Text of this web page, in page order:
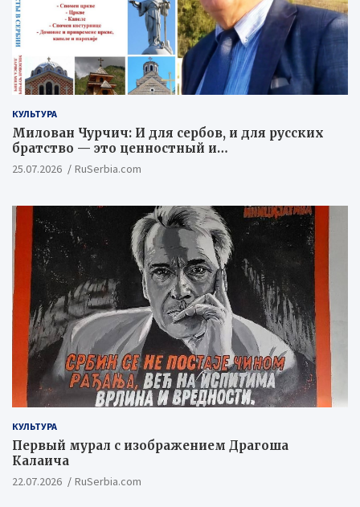
КУЛЬТУРА
Милован Чурчич: И для сербов, и для русских
братство — это ценностный и
цивилизационный концепт
25.07.2026 RuSerbia.com
КУЛЬТУРА
Первый мурал с изображением Драгоша
Калаича
22.07.2026 RuSerbia.com